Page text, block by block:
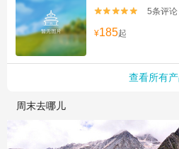

 5条评论
¥185起
查看所有
周末去哪儿